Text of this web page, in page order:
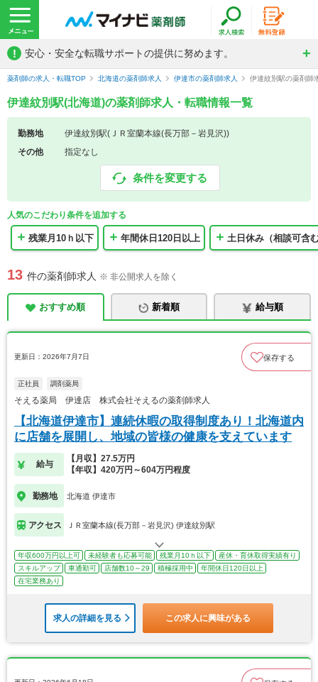
! 安心・安全な転職サポートの提供に努めます。
薬剤師の求人・転職TOP 北海道の薬剤師求人 伊達市の薬剤師求人 伊達紋別駅の薬剤師
伊達紋別駅(北海道)の薬剤師求人・転職情報一覧
勤務地
伊達紋別駅(ＪＲ室蘭本線(長万部－岩見沢))
その他
指定なし
条件を変更する
人気のこだわり条件を追加する
残業月10ｈ以下 年間休日120日以上 土日休み（相談可含
13 件の薬剤師求人 ※ 非公開求人を除く
おすすめ順 新着順 給与順
更新日：2026年7月7日 保存する
正社員 調剤薬局
そえる薬局 伊達店 株式会社そえるの薬剤師求人
【北海道伊達市】連続休暇の取得制度あり！北海道内
に店舗を展開し、地域の皆様の健康を支えています
給与
【月収】27.5万円
【年収】420万円～604万円程度
勤務地 北海道 伊達市
アクセス ＪＲ室蘭本線(長万部－岩見沢) 伊達紋別駅
年収600万円以上可 未経験者も応募可能 残業月10ｈ以下
産休・育休取得実績有り
スキルアップ
車通勤可 店舗数10～29 積極採用中
年間休日120日以上
在宅業務あり
求人の詳細を見る この求人に興味がある